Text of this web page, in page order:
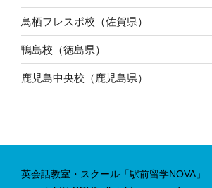
鳥栖フレスポ校（佐賀県）
鴨島校（徳島県）
鹿児島中央校（鹿児島県）
英会話教室・スクール「駅前留学NOVA」